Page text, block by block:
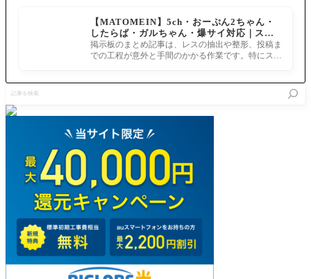
【MATOMEIN】5ch・おーぷん2ちゃん・
したらば・ガルちゃん・爆サイ対応｜スマ
ホでまとめ記事を作れるアプリ FGOのまと
め記事ができるまで
掲示板のまとめ記事は、レスの抽出や整形、投稿ま
での工程が意外と手間のかかる作業です。特にスマ
を
検
「FGOス
ペシャル
トークin
北海道」
23 北海道
会場】FG
Oスペシャ
ルトークin
出番がな
い。アグ
ラヴェイ
ン実装厳
逃したら
チャンス
ラヴェイ
ンでも可